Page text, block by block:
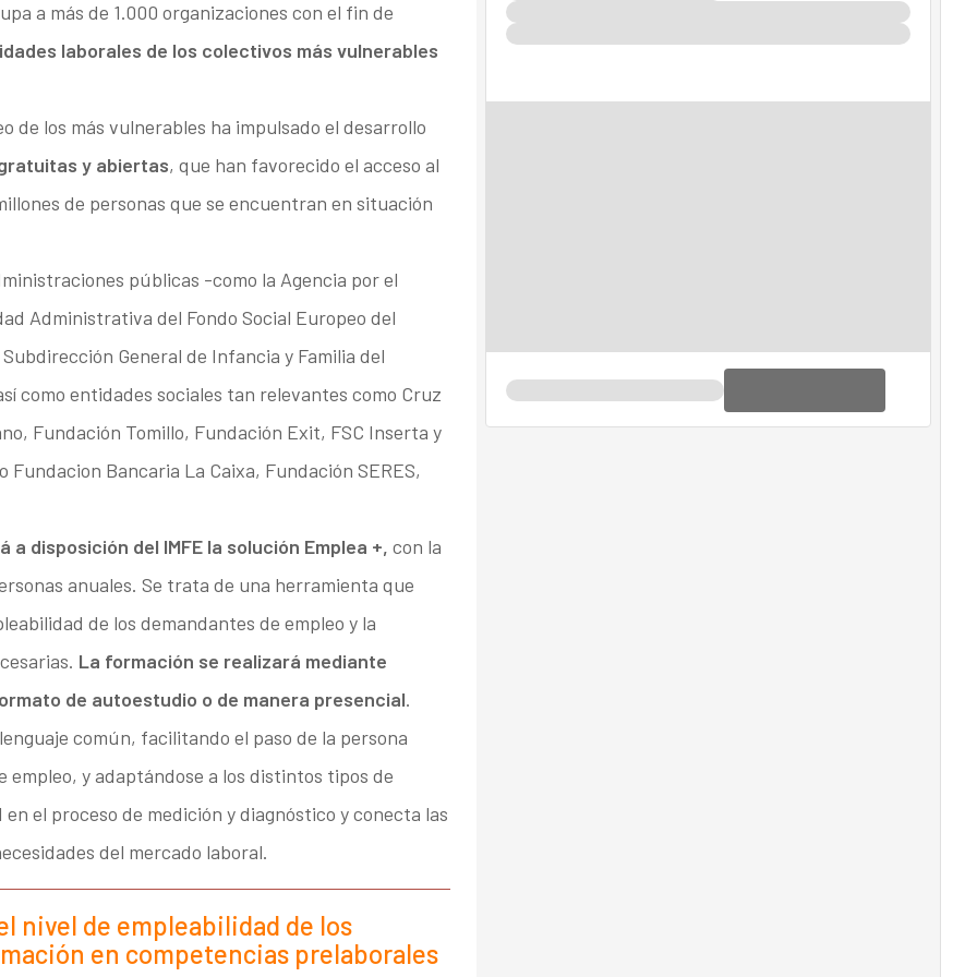
a más de 1.000 organizaciones con el fin de
laborales de los colectivos más vulnerables
de los más vulnerables ha impulsado el desarrollo
y abiertas, que han favorecido el acceso al
de personas que se encuentran en situación
públicas -como la Agencia por el
Administrativa del Fondo Social Europeo del
General de Infancia y Familia del
como entidades sociales tan relevantes como Cruz
Fundación Tomillo, Fundación Exit, FSC Inserta y
Bancaria La Caixa, Fundación SERES,
disposición del IMFE la solución Emplea +, con la
anuales. Se trata de una herramienta que
de los demandantes de empleo y la
La formación se realizará mediante
de autoestudio o de manera presencial.
común, facilitando el paso de la persona
empleo, y adaptándose a los distintos tipos de
el proceso de medición y diagnóstico y conecta las
del mercado laboral.
nivel de empleabilidad de los
en competencias prelaborales